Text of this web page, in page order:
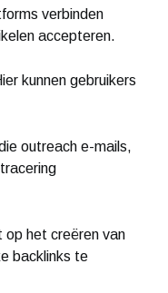
verbinden
accepteren.
kunnen gebruikers
outreach e-mails,
het creëren van
backlinks te